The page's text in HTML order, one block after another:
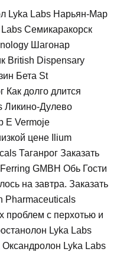
Lyka Labs Нарьян-Мар
Семикаракорск
Шагонар
British Dispensary
Бета St
Как долго длится
Ликино-Дулево
Е Vermoje
цене Ilium
Таганрог Заказать
GMBH Обь Гости
на завтра. Заказать
Pharmaceuticals
проблем с перхотью и
Lyka Labs
Оксандролон Lyka Labs